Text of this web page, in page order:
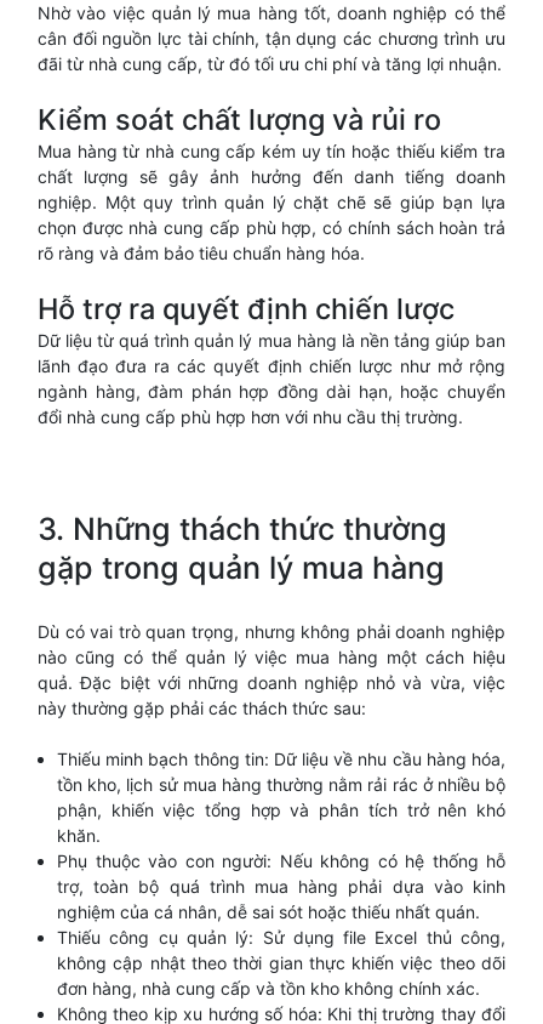
Nhờ vào việc quản lý mua hàng tốt, doanh nghiệp có thể
cân đối nguồn lực tài chính, tận dụng các chương trình ưu
đãi từ nhà cung cấp, từ đó tối ưu chi phí và tăng lợi nhuận.
Kiểm soát chất lượng và rủi ro
Mua hàng từ nhà cung cấp kém uy tín hoặc thiếu kiểm tra
chất lượng sẽ gây ảnh hưởng đến danh tiếng doanh
nghiệp. Một quy trình quản lý chặt chẽ sẽ giúp bạn lựa
chọn được nhà cung cấp phù hợp, có chính sách hoàn trả
rõ ràng và đảm bảo tiêu chuẩn hàng hóa.
Hỗ trợ ra quyết định chiến lược
Dữ liệu từ quá trình quản lý mua hàng là nền tảng giúp ban
lãnh đạo đưa ra các quyết định chiến lược như mở rộng
ngành hàng, đàm phán hợp đồng dài hạn, hoặc chuyển
đổi nhà cung cấp phù hợp hơn với nhu cầu thị trường.
3. Những thách thức thường
gặp trong quản lý mua hàng
Dù có vai trò quan trọng, nhưng không phải doanh nghiệp
nào cũng có thể quản lý việc mua hàng một cách hiệu
quả. Đặc biệt với những doanh nghiệp nhỏ và vừa, việc
này thường gặp phải các thách thức sau:
Thiếu minh bạch thông tin: Dữ liệu về nhu cầu hàng hóa,
tồn kho, lịch sử mua hàng thường nằm rải rác ở nhiều bộ
phận, khiến việc tổng hợp và phân tích trở nên khó
khăn.
Phụ thuộc vào con người: Nếu không có hệ thống hỗ
trợ, toàn bộ quá trình mua hàng phải dựa vào kinh
nghiệm của cá nhân, dễ sai sót hoặc thiếu nhất quán.
Thiếu công cụ quản lý: Sử dụng file Excel thủ công,
không cập nhật theo thời gian thực khiến việc theo dõi
đơn hàng, nhà cung cấp và tồn kho không chính xác.
Không theo kịp xu hướng số hóa: Khi thị trường thay đổi